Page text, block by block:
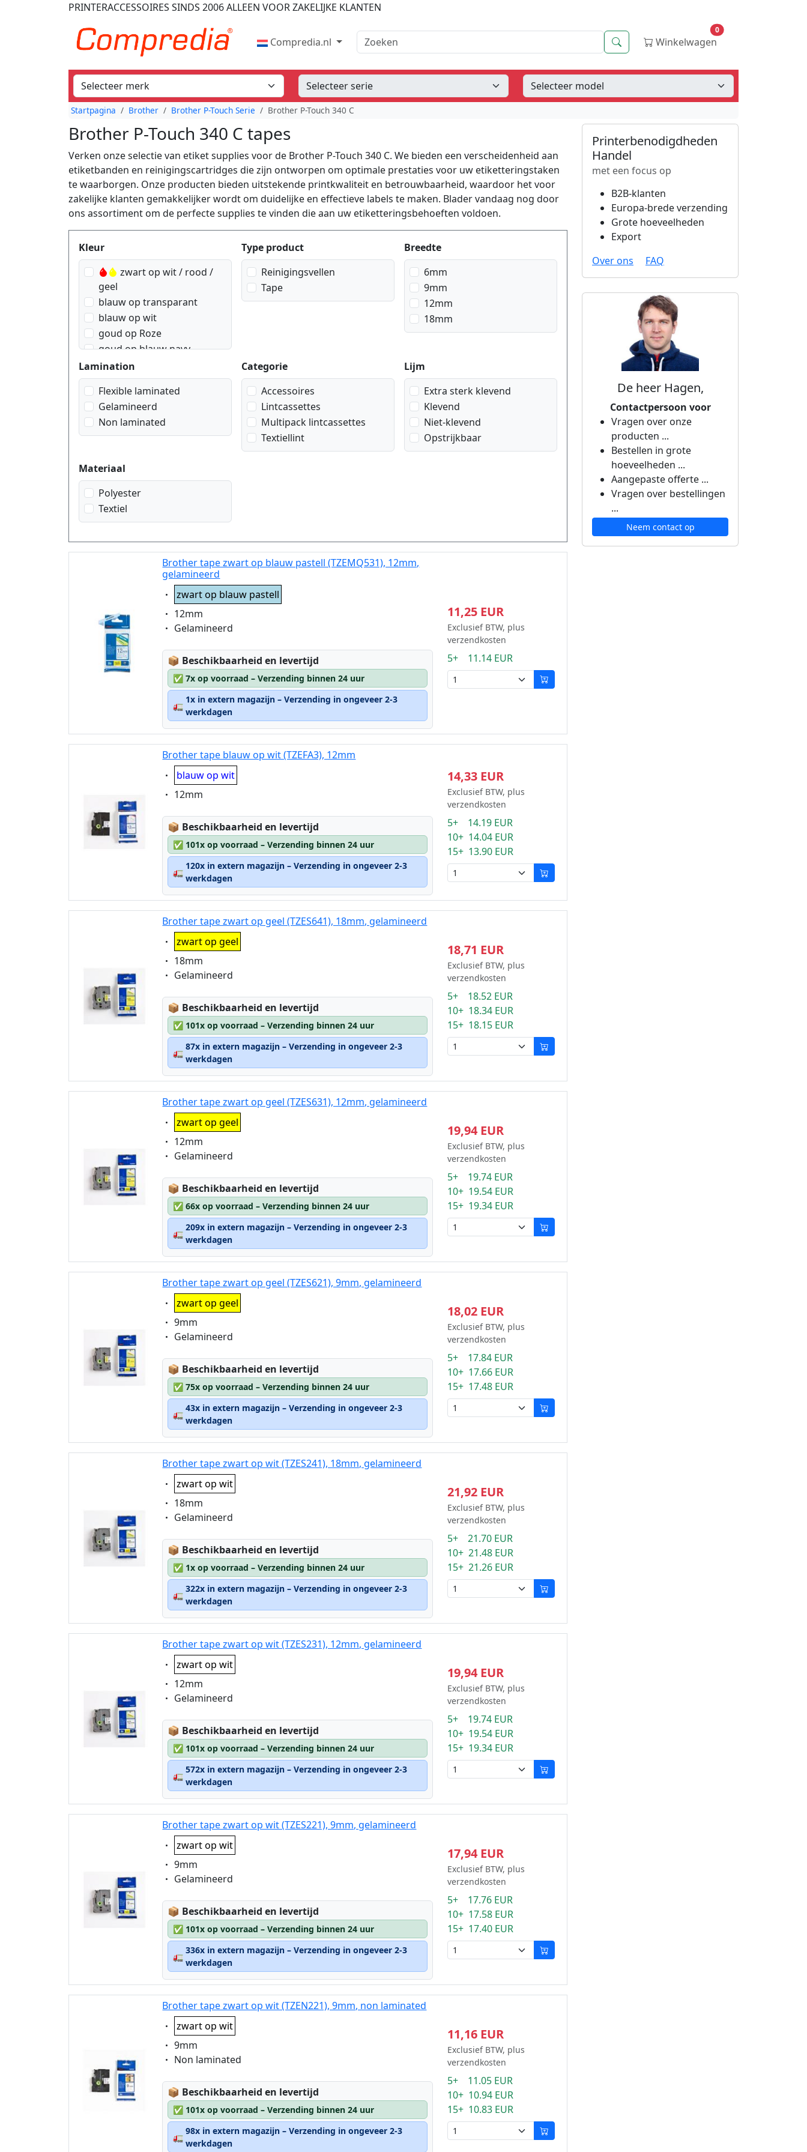
PRINTERACCESSOIRES SINDS 2006ALLEEN VOOR ZAKELIJKE KLANTEN
Compredia.nl Zoeken Zoeken Winkelwagen
0
Startpagina Brother Brother P-Touch Serie Brother P-Touch 340 C
Brother P-Touch 340 C tapes
Verken onze selectie van etiket supplies voor de Brother P-Touch 340 C. We bieden een verscheidenheid aan
etiketbanden en reinigingscartridges die zijn ontworpen om optimale prestaties voor uw etiketteringstaken
te waarborgen. Onze producten bieden uitstekende printkwaliteit en betrouwbaarheid, waardoor het voor
zakelijke klanten gemakkelijker wordt om duidelijke en effectieve labels te maken. Blader vandaag nog door
ons assortiment om de perfecte supplies te vinden die aan uw etiketteringsbehoeften voldoen.
Produktfilter
Kleur
zwart op wit / rood /
geel
blauw op transparant
blauw op wit
goud op Roze
goud op blauw navy
goud op rood wein
goud op wit
rood op transparant
rood op wit
wit op blauw
zwart op blauw pastell
zwart op geel
zwart op goud geometrisch
zwart op lila pastell
zwart op pastelroze
zwart op roze harten
zwart op transparant
zwart op transparant matt
zwart op wit
zwart op zilver kant
patroon
zwart op zilver mat
Type product
Reinigingsvellen
Tape
Breedte
6mm
9mm
12mm
18mm
Lamination
Flexible laminated
Gelamineerd
Non laminated
Categorie
Accessoires
Lintcassettes
Multipack lintcassettes
Textiellint
Lijm
Extra sterk klevend
Klevend
Niet-klevend
Opstrijkbaar
Materiaal
Polyester
Textiel
Brother tape zwart op blauw pastell (TZEMQ531), 12mm,
gelamineerd
Eigenschaft:
zwart op blauw pastell
Eigenschaft:
12mm
Eigenschaft:
Gelamineerd
📦 Lagerstatus:
Beschikbaarheid en levertijd
✅ 7x op voorraad – Verzending binnen 24 uur
🚛
1x in extern magazijn – Verzending in ongeveer 2-3
werkdagen
11,25 EUR
Exclusief BTW, plus
verzendkosten
5+ 11.14 EUR
Brother tape blauw op wit (TZEFA3), 12mm
Eigenschaft:
blauw op wit
Eigenschaft:
12mm
📦 Lagerstatus:
Beschikbaarheid en levertijd
✅ 101x op voorraad – Verzending binnen 24 uur
🚛
120x in extern magazijn – Verzending in ongeveer 2-3
werkdagen
14,33 EUR
Exclusief BTW, plus
verzendkosten
5+ 14.19 EUR
10+ 14.04 EUR
15+ 13.90 EUR
Brother tape zwart op geel (TZES641), 18mm, gelamineerd
Eigenschaft:
zwart op geel
Eigenschaft:
18mm
Eigenschaft:
Gelamineerd
📦 Lagerstatus:
Beschikbaarheid en levertijd
✅ 101x op voorraad – Verzending binnen 24 uur
🚛
87x in extern magazijn – Verzending in ongeveer 2-3
werkdagen
18,71 EUR
Exclusief BTW, plus
verzendkosten
5+ 18.52 EUR
10+ 18.34 EUR
15+ 18.15 EUR
Brother tape zwart op geel (TZES631), 12mm, gelamineerd
Eigenschaft:
zwart op geel
Eigenschaft:
12mm
Eigenschaft:
Gelamineerd
📦 Lagerstatus:
Beschikbaarheid en levertijd
✅ 66x op voorraad – Verzending binnen 24 uur
🚛
209x in extern magazijn – Verzending in ongeveer 2-3
werkdagen
19,94 EUR
Exclusief BTW, plus
verzendkosten
5+ 19.74 EUR
10+ 19.54 EUR
15+ 19.34 EUR
Brother tape zwart op geel (TZES621), 9mm, gelamineerd
Eigenschaft:
zwart op geel
Eigenschaft:
9mm
Eigenschaft:
Gelamineerd
📦 Lagerstatus:
Beschikbaarheid en levertijd
✅ 75x op voorraad – Verzending binnen 24 uur
🚛
43x in extern magazijn – Verzending in ongeveer 2-3
werkdagen
18,02 EUR
Exclusief BTW, plus
verzendkosten
5+ 17.84 EUR
10+ 17.66 EUR
15+ 17.48 EUR
Brother tape zwart op wit (TZES241), 18mm, gelamineerd
Eigenschaft:
zwart op wit
Eigenschaft:
18mm
Eigenschaft:
Gelamineerd
📦 Lagerstatus:
Beschikbaarheid en levertijd
✅ 1x op voorraad – Verzending binnen 24 uur
🚛
322x in extern magazijn – Verzending in ongeveer 2-3
werkdagen
21,92 EUR
Exclusief BTW, plus
verzendkosten
5+ 21.70 EUR
10+ 21.48 EUR
15+ 21.26 EUR
Brother tape zwart op wit (TZES231), 12mm, gelamineerd
Eigenschaft:
zwart op wit
Eigenschaft:
12mm
Eigenschaft:
Gelamineerd
📦 Lagerstatus:
Beschikbaarheid en levertijd
✅ 101x op voorraad – Verzending binnen 24 uur
🚛
572x in extern magazijn – Verzending in ongeveer 2-3
werkdagen
19,94 EUR
Exclusief BTW, plus
verzendkosten
5+ 19.74 EUR
10+ 19.54 EUR
15+ 19.34 EUR
Brother tape zwart op wit (TZES221), 9mm, gelamineerd
Eigenschaft:
zwart op wit
Eigenschaft:
9mm
Eigenschaft:
Gelamineerd
📦 Lagerstatus:
Beschikbaarheid en levertijd
✅ 101x op voorraad – Verzending binnen 24 uur
🚛
336x in extern magazijn – Verzending in ongeveer 2-3
werkdagen
17,94 EUR
Exclusief BTW, plus
verzendkosten
5+ 17.76 EUR
10+ 17.58 EUR
15+ 17.40 EUR
Brother tape zwart op wit (TZEN221), 9mm, non laminated
Eigenschaft:
zwart op wit
Eigenschaft:
9mm
Eigenschaft:
Non laminated
📦 Lagerstatus:
Beschikbaarheid en levertijd
✅ 101x op voorraad – Verzending binnen 24 uur
🚛
98x in extern magazijn – Verzending in ongeveer 2-3
werkdagen
11,16 EUR
Exclusief BTW, plus
verzendkosten
5+ 11.05 EUR
10+ 10.94 EUR
15+ 10.83 EUR
Printerbenodigdheden
Handel
met een focus op
B2B-klanten
Europa-brede verzending
Grote hoeveelheden
Export
Over ons
FAQ
De heer Hagen,
Contactpersoon voor
Vragen over onze
producten ...
Bestellen in grote
hoeveelheden ...
Aangepaste offerte ...
Vragen over bestellingen
...
Neem contact op